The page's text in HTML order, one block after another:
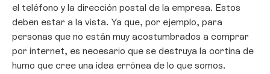
el teléfono y la dirección postal de la empresa. Estos
deben estar a la vista. Ya que, por ejemplo, para
personas que no están muy acostumbrados a comprar
por internet, es necesario que se destruya la cortina de
humo que cree una idea errónea de lo que somos.